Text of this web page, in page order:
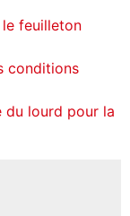
feuilleton
conditions
du lourd pour la